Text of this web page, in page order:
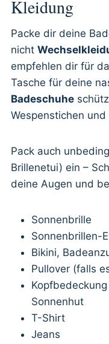
Kleidung
Packe dir deine
nicht
empfehlen dir für
Tasche für deine
Badeschuhe
Wespenstichen
Pack auch
Brillenetui) ein –
deine Augen und
Sonnenbrille
Sonnenbrillen-
Bikini,
Pullover (falls
Sonnenhut
T-Shirt
Jeans